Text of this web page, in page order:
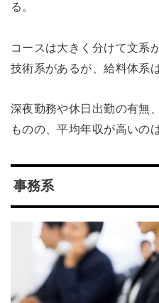
る。
コースは大きく分けて文系
技術系があるが、給料体系
深夜勤務や休日出勤の有無
ものの、平均年収が高いの
事務系